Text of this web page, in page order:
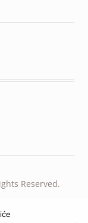
Reserved.